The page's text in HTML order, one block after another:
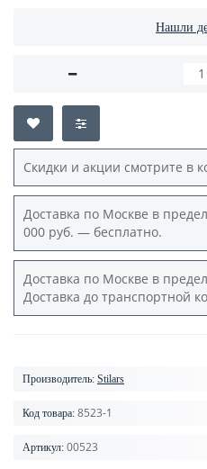
Нашли
Скидки и акции смотрите в
Доставка по Москве в
000 руб. — бесплатно.
Доставка по Москве в
Доставка до транспортной
Производитель: Stilars
Код товара: 8523-1
Артикул: 00523